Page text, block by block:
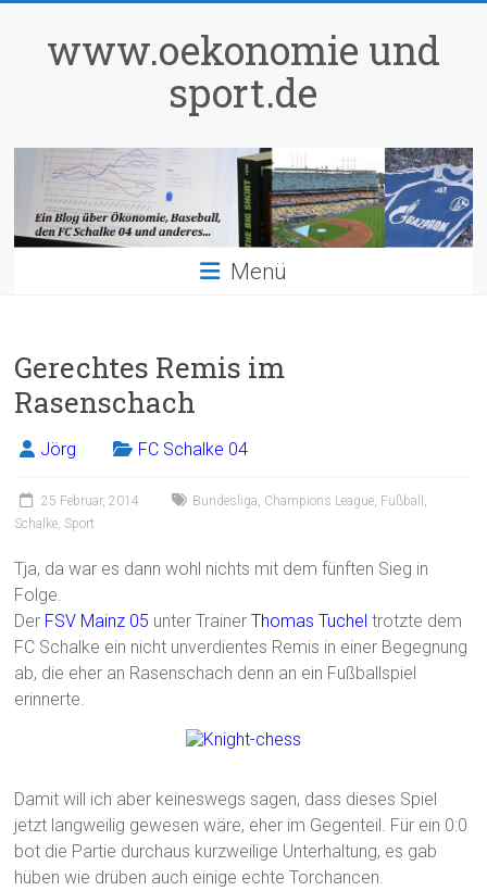
springenwww.oekonomie und
sport.de
Menü
Gerechtes Remis im
Rasenschach
Jörg FC Schalke 04
25 Februar, 2014 Bundesliga, Champions League, Fußball ,
Schalke, Sport
Tja, da war es dann wohl nichts mit dem fünften Sieg in
Folge.
Der FSV Mainz 05 unter TrainerThomas Tuchel trotzte dem
FC Schalke ein nicht unverdientes Remis in einer Begegnung
ab, die eher an Rasenschach denn an ein Fußballspiel
erinnerte.
Damit will ich aber keineswegs sagen, dass dieses Spiel
jetzt langweilig gewesen wäre, eher im Gegenteil. Für ein 0:0
bot die Partie durchaus kurzweilige Unterhaltung, es gab
hüben wie drüben auch einige echte Torchancen.